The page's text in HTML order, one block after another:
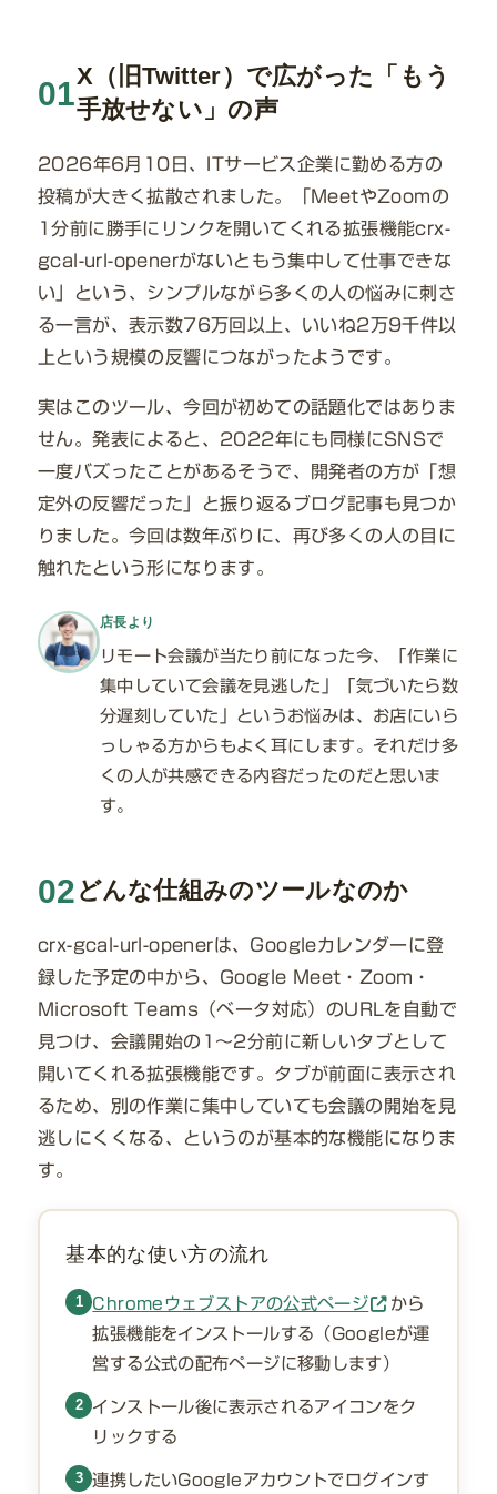
01X（旧Twitter）で広がった「もう
手放せない」の声
2026年6月10日、ITサービス企業に勤める方の
投稿が大きく拡散されました。「MeetやZoomの
1分前に勝手にリンクを開いてくれる拡張機能crx-
gcal-url-openerがないともう集中して仕事できな
い」という、シンプルながら多くの人の悩みに刺さ
る一言が、表示数76万回以上、いいね2万9千件以
上という規模の反響につながったようです。
実はこのツール、今回が初めての話題化ではありま
せん。発表によると、2022年にも同様にSNSで
一度バズったことがあるそうで、開発者の方が「想
定外の反響だった」と振り返るブログ記事も見つか
りました。今回は数年ぶりに、再び多くの人の目に
触れたという形になります。
店長より
リモート会議が当たり前になった今、「作業に
集中していて会議を見逃した」「気づいたら数
分遅刻していた」というお悩みは、お店にいら
っしゃる方からもよく耳にします。それだけ多
くの人が共感できる内容だったのだと思いま
す。
02 どんな仕組みのツールなのか
crx-gcal-url-openerは、Googleカレンダーに登
録した予定の中から、Google Meet・Zoom・
Microsoft Teams（ベータ対応）のURLを自動で
見つけ、会議開始の1〜2分前に新しいタブとして
開いてくれる拡張機能です。タブが前面に表示され
るため、別の作業に集中していても会議の開始を見
逃しにくくなる、というのが基本的な機能になりま
す。
基本的な使い方の流れ
1 Chromeウェブストアの公式ページ
から
拡張機能をインストールする（Googleが運
営する公式の配布ページに移動します）
2 インストール後に表示されるアイコンをク
リックする
3 連携したいGoogleアカウントでログインす